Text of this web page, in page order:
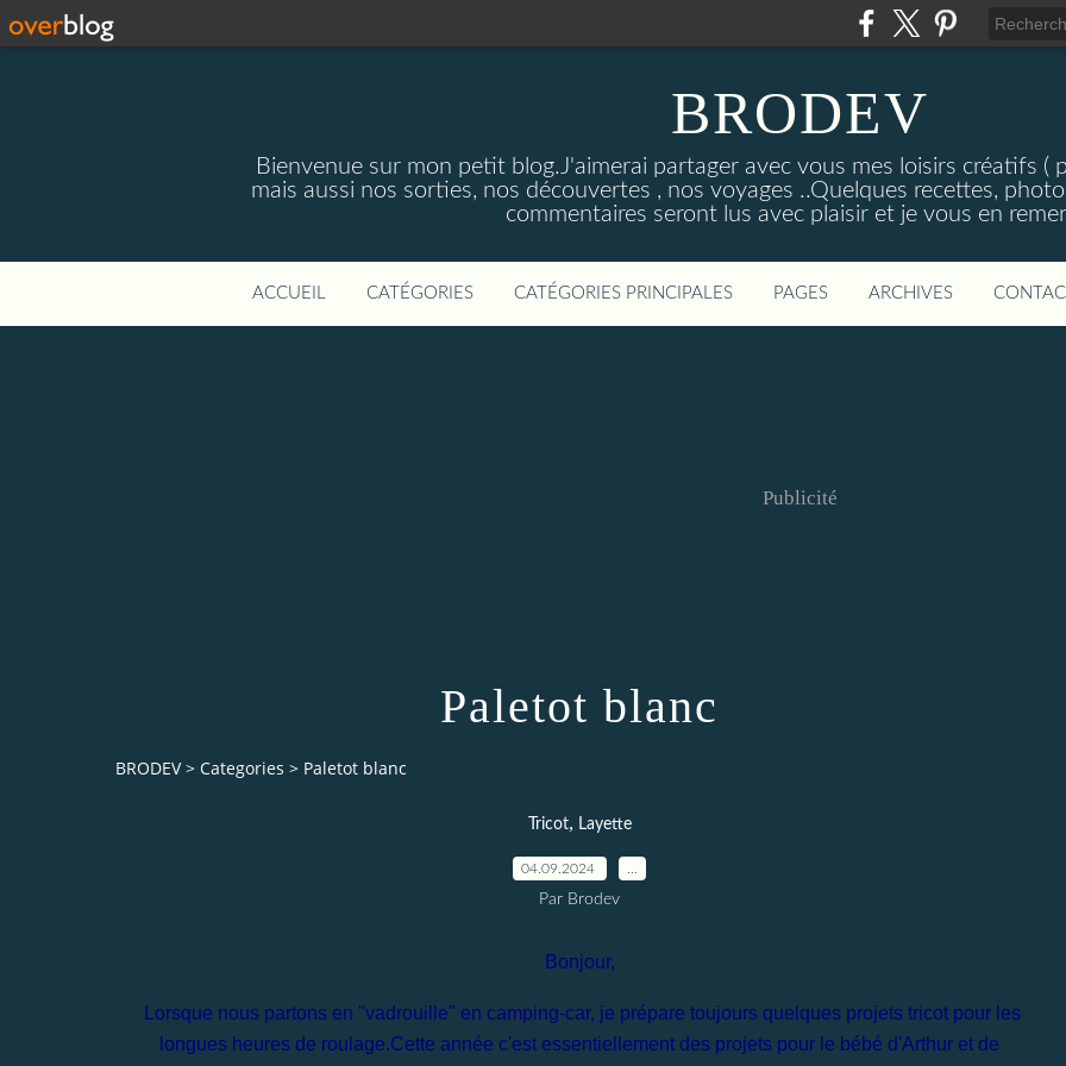
BRODEV
Bienvenue sur mon petit blog.J'aimerai partager avec vous mes loisirs créatifs (
mais aussi nos sorties, nos découvertes , nos voyages ..Quelques recettes,
commentaires seront lus avec plaisir et je vous en
ACCUEIL CATÉGORIES CATÉGORIES PRINCIPALES PAGES ARCHIVES
Publicité
Paletot blanc
BRODEV > Categories > Paletot blanc
Tricot, Layette
04.09.2024
Par Brodev
Bonjour,
Lorsque nous partons en "vadrouille" en camping-car, je prépare toujours quelques projets tricot pour les
longues heures de roulage.Cette année c'est essentiellement des projets pour le bébé d'Arthur et de